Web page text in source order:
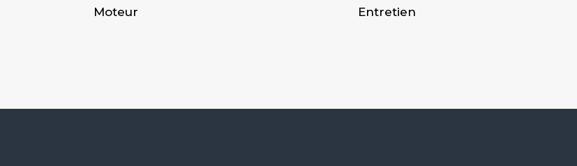
Moteur
Entretien